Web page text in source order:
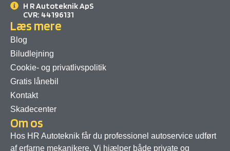
H R Autoteknik ApS
CVR: 44196131
Læs mere
Blog
Biludlejning
Cookie- og privatlivspolitik
Gratis lånebil
Kontakt
Skadecenter
Om os
Hos HR Autoteknik får du professionel autoservice udført
af erfarne mekanikere. Vi hjælper både private og